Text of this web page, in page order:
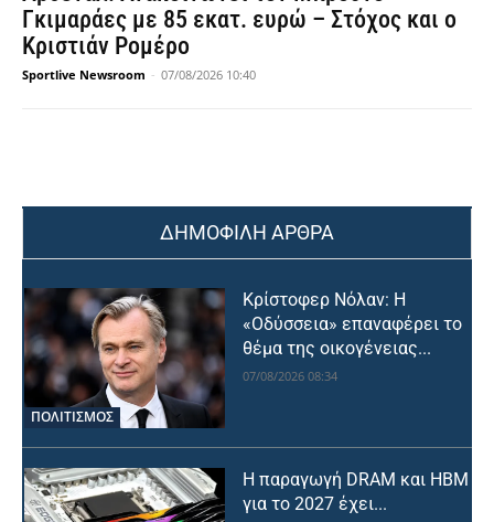
Γκιμαράες με 85 εκατ. ευρώ – Στόχος και ο
Κριστιάν Ρομέρο
Sportlive Newsroom - 07/08/2026 10:40
ΔΗΜΟΦΙΛΗ ΑΡΘΡΑ
ΠΟΛΙΤΙΣΜΟΣ
Κρίστοφερ Νόλαν: Η
«Οδύσσεια» επαναφέρει το
θέμα της οικογένειας...
07/08/2026 08:34
Η παραγωγή DRAM και HBM
για το 2027 έχει...